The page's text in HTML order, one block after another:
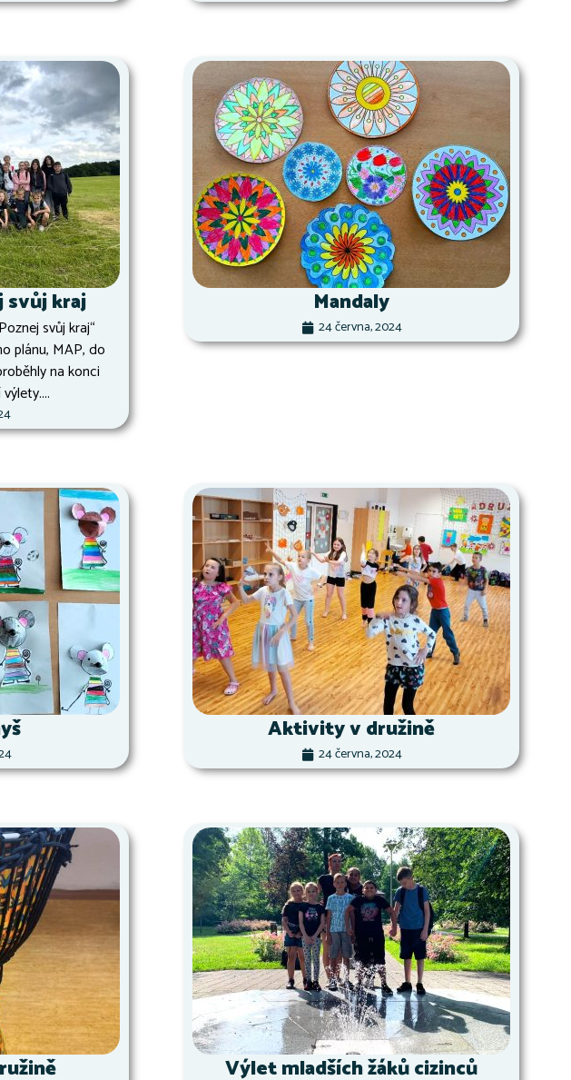
svůj kraj
svůj kraj“
plánu, MAP, do
na konci
Mandaly
24 června, 2024
Aktivity v družině
24 června, 2024
Výlet mladších žáků cizinců